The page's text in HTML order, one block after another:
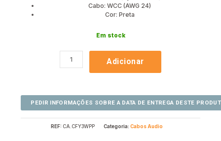
Cabo: WCC (AWG 24)
Cor: Preta
Em stock
Adicionar
REF: CA.CFY3WPP Categoria: Cabos Audio